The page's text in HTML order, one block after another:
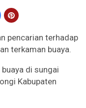
pencarian terhadap
terkaman buaya.
di sungai
Kabupaten